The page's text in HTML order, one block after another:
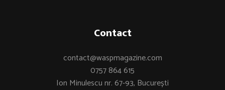
Contact
contact@waspmagazine.com
0757 864 615
Ion Minulescu nr. 67-93, București